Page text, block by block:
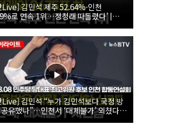
김민석 제주 52.64%·인천
로 연속 1위…정청래 따돌렸다’ |
더불어민주당 당대표·최고위원 후
합동연설회
김민석 “누가 김민석보다 국정 방
유했나”…인천서 ‘대체불가’ 외쳤다 |
더불어민주당 당대표·최고위원 후